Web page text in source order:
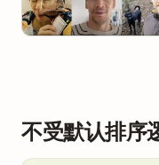
不受默认排序